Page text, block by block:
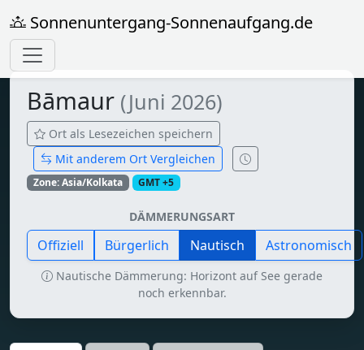
Sonnenuntergang-Sonnenaufgang.de
Bāmaur (Juni 2026)
Ort als Lesezeichen speichern
Mit anderem Ort Vergleichen
Zone: Asia/Kolkata GMT +5
DÄMMERUNGSART
Offiziell Bürgerlich Nautisch Astronomisch
Nautische Dämmerung: Horizont auf See gerade
noch erkennbar.